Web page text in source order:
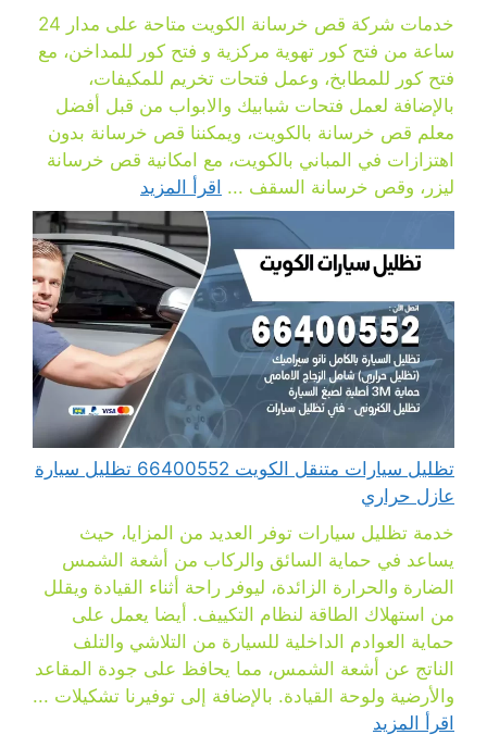
خدمات شركة قص خرسانة الكويت متاحة على مدار 24
ساعة من فتح كور تهوية مركزية و فتح كور للمداخن، مع
فتح كور للمطابخ، وعمل فتحات تخريم للمكيفات،
بالإضافة لعمل فتحات شبابيك والابواب من قبل أفضل
معلم قص خرسانة بالكويت، ويمكننا قص خرسانة بدون
اهتزازات في المباني بالكويت، مع امكانية قص خرسانة
ليزر، وقص خرسانة السقف ... اقرأ المزيد
تظليل سيارات متنقل الكويت 66400552 تظليل سيارة
عازل حراري
خدمة تظليل سيارات توفر العديد من المزايا، حيث
يساعد في حماية السائق والركاب من أشعة الشمس
الضارة والحرارة الزائدة، ليوفر راحة أثناء القيادة ويقلل
من استهلاك الطاقة لنظام التكييف. أيضا يعمل على
حماية العوادم الداخلية للسيارة من التلاشي والتلف
الناتج عن أشعة الشمس، مما يحافظ على جودة المقاعد
والأرضية ولوحة القيادة. بالإضافة إلى توفيرنا تشكيلات ...
اقرأ المزيد